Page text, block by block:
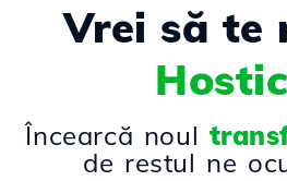
Vrei să te
Încearcă noul
de restul ne